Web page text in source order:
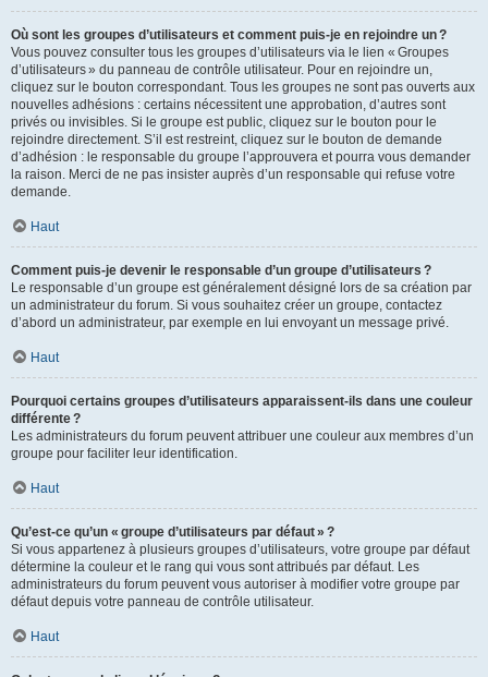
Où sont les groupes d’utilisateurs et comment puis-je en rejoindre un ?
Vous pouvez consulter tous les groupes d’utilisateurs via le lien « Groupes
d’utilisateurs » du panneau de contrôle utilisateur. Pour en rejoindre un,
cliquez sur le bouton correspondant. Tous les groupes ne sont pas ouverts aux
nouvelles adhésions : certains nécessitent une approbation, d’autres sont
privés ou invisibles. Si le groupe est public, cliquez sur le bouton pour le
rejoindre directement. S’il est restreint, cliquez sur le bouton de demande
d’adhésion : le responsable du groupe l’approuvera et pourra vous demander
la raison. Merci de ne pas insister auprès d’un responsable qui refuse votre
demande.
Haut
Comment puis-je devenir le responsable d’un groupe d’utilisateurs ?
Le responsable d’un groupe est généralement désigné lors de sa création par
un administrateur du forum. Si vous souhaitez créer un groupe, contactez
d’abord un administrateur, par exemple en lui envoyant un message privé.
Haut
Pourquoi certains groupes d’utilisateurs apparaissent-ils dans une couleur
différente ?
Les administrateurs du forum peuvent attribuer une couleur aux membres d’un
groupe pour faciliter leur identification.
Haut
Qu’est-ce qu’un « groupe d’utilisateurs par défaut » ?
Si vous appartenez à plusieurs groupes d’utilisateurs, votre groupe par défaut
détermine la couleur et le rang qui vous sont attribués par défaut. Les
administrateurs du forum peuvent vous autoriser à modifier votre groupe par
défaut depuis votre panneau de contrôle utilisateur.
Haut